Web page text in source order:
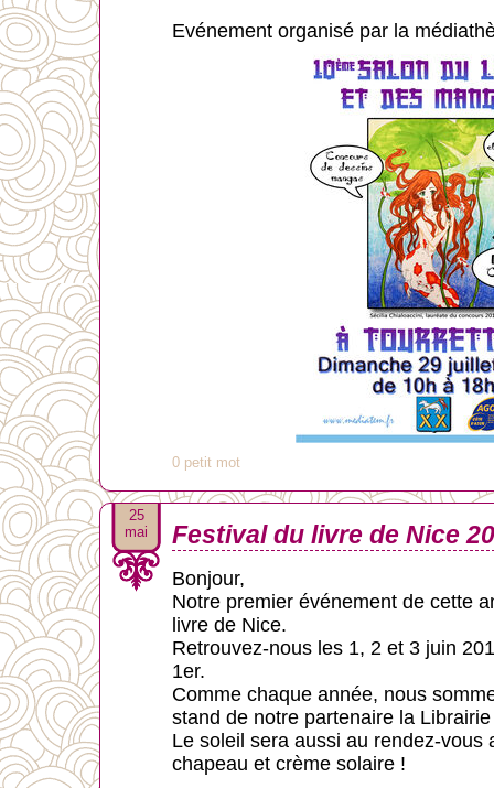
Evénement organisé par la
0 petit mot
25
mai
Festival du livre de Nice
Bonjour,
Notre premier événement de cette
livre de Nice.
Retrouvez-nous les 1, 2 et 3 juin
1er.
Comme chaque année, nous
stand de notre partenaire la
Le soleil sera aussi au rendez-vous
chapeau et crème solaire !